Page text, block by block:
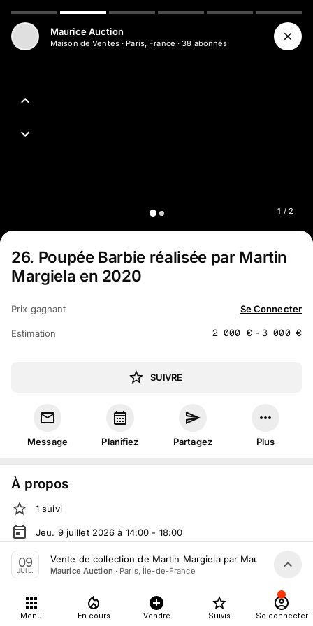
1 / 2
Maurice Auction
Maison de Ventes· Paris, France ·38 abonnés
26. Poupée Barbie réalisée par Martin
Margiela en 2020
Prix gagnant Se Connecter
Estimation 2 000 €-3 000 €
SUIVRE
Message Planifiez Partagez Plus
À propos
1 suivi
Jeu. 9 juillet 2026 à 14:00 - 18:00
Vente volontaireorganiséeparMaurice Auction
En salle :
Tout le monde peut participer
09
JUIL.
Vente de collection de Martin Margiela par Maurice
Maurice Auction · Paris, Île-de-France
Menu En cours Vendre Suivis Se connecter